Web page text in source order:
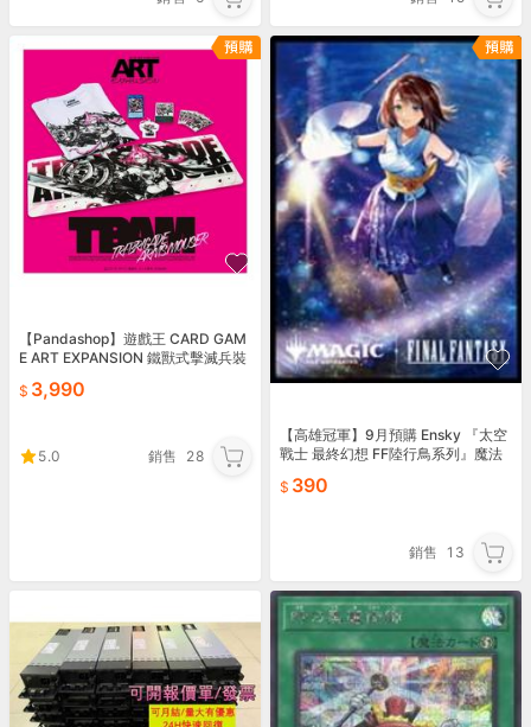
【Pandashop】遊戲王 CARD GAM
E ART EXPANSION 鐵獸式擊滅兵裝
3,990
5.0 銷售 28
【高雄冠軍】9月預購 Ensky 『太空
戰士 最終幻想 FF陸行鳥系列』魔法
06⚫★
390
銷售 13